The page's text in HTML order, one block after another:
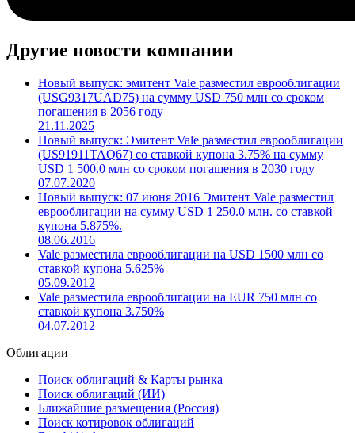
Другие новости компании
Новый выпуск: эмитент Vale разместил еврооблигации
(USG9317UAD75) на сумму USD 750 млн со сроком
погашения в 2056 году
21.11.2025
Новый выпуск: Эмитент Vale разместил еврооблигации
(US91911TAQ67) со ставкой купона 3.75% на сумму
USD 1 500.0 млн со сроком погашения в 2030 году
07.07.2020
Новый выпуск: 07 июня 2016 Эмитент Vale разместил
еврооблигации на сумму USD 1 250.0 млн. со ставкой
купона 5.875%.
08.06.2016
Vale разместила еврооблигации на USD 1500 млн со
ставкой купона 5.625%
05.09.2012
Vale разместила еврооблигации на EUR 750 млн со
ставкой купона 3.750%
04.07.2012
Облигации
Поиск облигаций & Карты рынка
Поиск облигаций (ИИ)
Ближайшие размещения (Россия)
Поиск котировок облигаций